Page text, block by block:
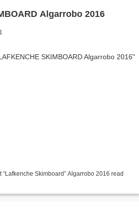
Algarrobo 2016
“Lafkenche Skimboard” Algarrobo 2016 read